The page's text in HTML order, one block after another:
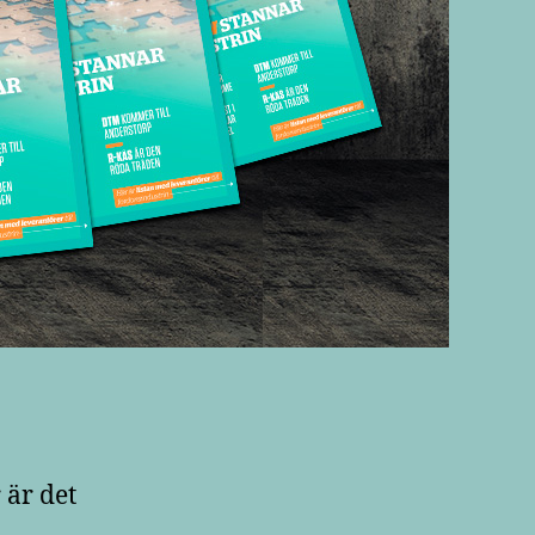
är det